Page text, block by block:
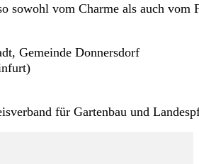
sowohl vom Charme als auch
Gemeinde Donnersdorf
für Gartenbau und